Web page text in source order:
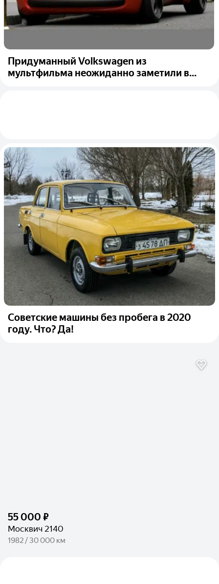
Придуманный Volkswagen из
мультфильма неожиданно заметили в...
Советские машины без пробега в 2020
году. Что? Да!
55 000 ₽
Москвич 2140
1982 / 30 000 км